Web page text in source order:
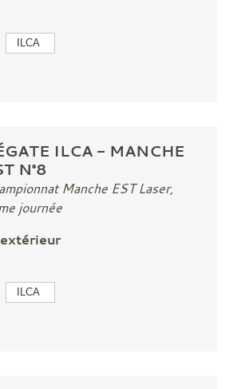
ILCA
ILCA - MANCHE
N°8
Manche EST Laser,
journée
ILCA